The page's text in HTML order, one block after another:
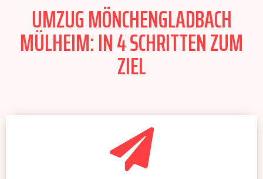
UMZUG MÖNCHENGLADBACH
MÜLHEIM: IN 4 SCHRITTEN ZUM
ZIEL